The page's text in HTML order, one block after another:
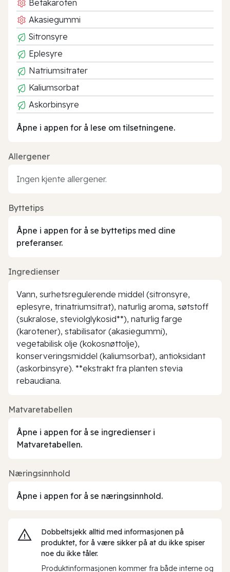
Betakaroten
Akasiegummi
Sitronsyre
Eplesyre
Natriumsitrater
Kaliumsorbat
Askorbinsyre
Åpne i appen for å lese om tilsetningene.
Allergener
Ingen kjente allergener.
Byttetips
Åpne i appen for å se byttetips med dine
preferanser.
Ingredienser
Vann, surhetsregulerende middel (sitronsyre,
eplesyre, trinatriumsitrat), naturlig aroma, søtstoff
(sukralose, steviolglykosid**), naturlig farge
(karotener), stabilisator (akasiegummi),
vegetabilisk olje (kokosnøttolje),
konserveringsmiddel (kaliumsorbat), antioksidant
(askorbinsyre). **ekstrakt fra planten stevia
rebaudiana.
Matvaretabellen
Åpne i appen for å se ingredienser i
Matvaretabellen.
Næringsinnhold
Åpne i appen for å se næringsinnhold.
Dobbeltsjekk alltid med informasjonen på
produktet, for å være sikker på at du ikke spiser
noe du ikke tåler.
Produktinformasjonen kommer fra både interne og